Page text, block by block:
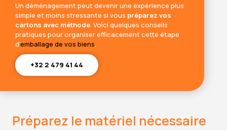
Un déménagement peut devenir une expérience plus
simple et moins stressante si vous préparez vos
cartons avec méthode. Voici quelques conseils
pratiques pour organiser efficacement cette étape
d’emballage de vos biens.
+32 2 479 41 44
Préparez le matériel nécessaire